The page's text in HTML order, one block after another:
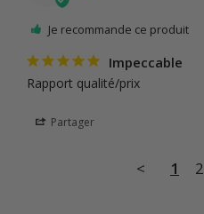
Je recommande ce produit
Impeccable
Rapport qualité/prix
Partager
< 1 2